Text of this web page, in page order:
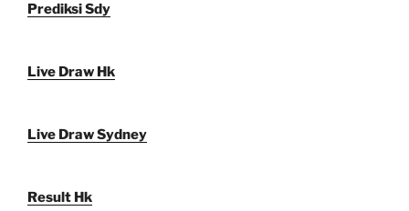
Prediksi Sdy
Live Draw Hk
Live Draw Sydney
Result Hk